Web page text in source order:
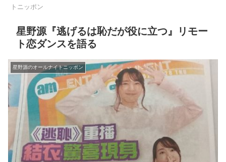
トニッポン
星野源『逃げるは恥だが役に立つ』リモー
ト恋ダンスを語る
星野源のオールナイトニッポン